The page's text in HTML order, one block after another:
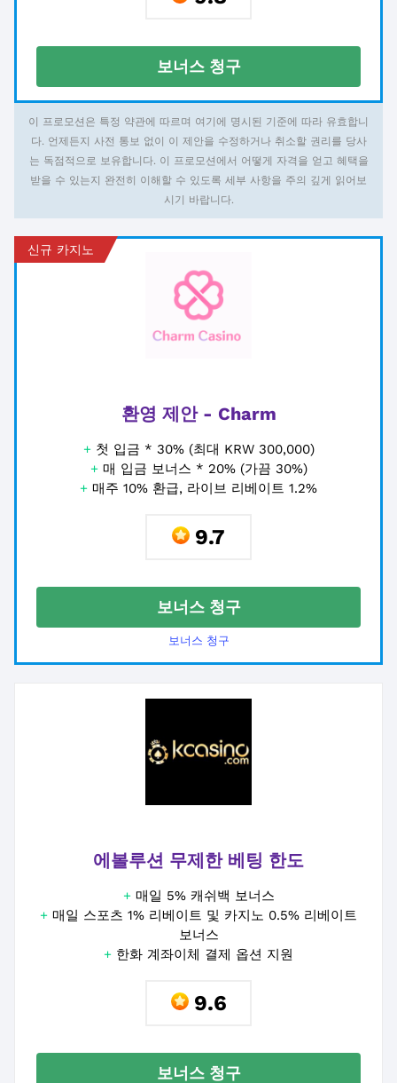
보너스 청구
이 프로모션은 특정 약관에 따르며 여기에 명시된 기준에 따라 유효합니
다. 언제든지 사전 통보 없이 이 제안을 수정하거나 취소할 권리를 당사
는 독점적으로 보유합니다. 이 프로모션에서 어떻게 자격을 얻고 혜택을
받을 수 있는지 완전히 이해할 수 있도록 세부 사항을 주의 깊게 읽어보
시기 바랍니다.
신규 카지노
환영 제안 - Charm
+ 첫 입금 * 30% (최대 KRW 300,000)
+ 매 입금 보너스 * 20% (가끔 30%)
+ 매주 10% 환급, 라이브 리베이트 1.2%
9.7
보너스 청구
보너스 청구
에볼루션 무제한 베팅 한도
+ 매일 5% 캐쉬백 보너스
+ 매일 스포츠 1% 리베이트 및 카지노 0.5% 리베이트
보너스
+ 한화 계좌이체 결제 옵션 지원
9.6
보너스 청구